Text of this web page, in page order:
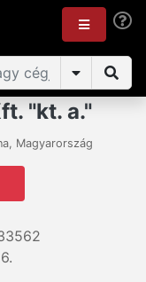
"kt. a."
, Magyarország